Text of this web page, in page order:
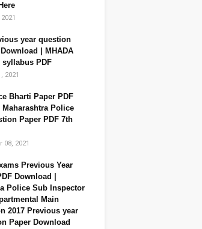
year question
| MHADA
syllabus PDF
2021
Bharti Paper PDF
Police
Paper PDF 7th
08, 2021
Previous Year
Download |
Police Sub Inspector
Main
2017 Previous year
Paper Download